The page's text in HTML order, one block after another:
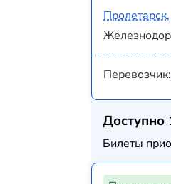
Перевозчик:
Доступно
Билеты